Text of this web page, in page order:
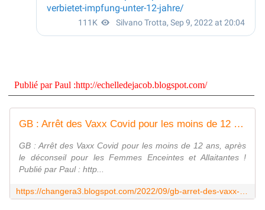
Publié parPaul :http://echelledejacob.blogspot.com/
GB : Arrêt des Vaxx Covid pour les moins de 12 ans !
GB : Arrêt des Vaxx Covid pour les moins de 12 ans, après
le déconseil pour les Femmes Enceintes et Allaitantes !
Publié par Paul : http...